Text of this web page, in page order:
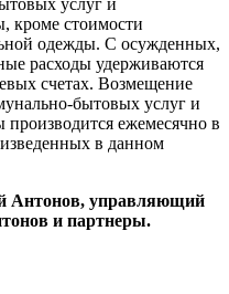
кроме стоимости
одежды. С осужденных,
расходы удерживаются
счетах. Возмещение
бытовых услуг и
ежемесячно в
в данном
Антонов, управляющий
и партнеры.